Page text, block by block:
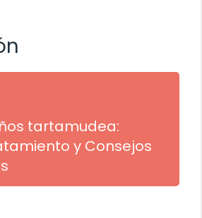
tartamudea:
y Consejos